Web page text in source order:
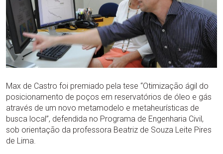
Max de Castro foi premiado pela tese “Otimização ágil do
posicionamento de poços em reservatórios de óleo e gás
através de um novo metamodelo e metaheurísticas de
busca local”, defendida no Programa de Engenharia Civil,
sob orientação da professora Beatriz de Souza Leite Pires
de Lima.